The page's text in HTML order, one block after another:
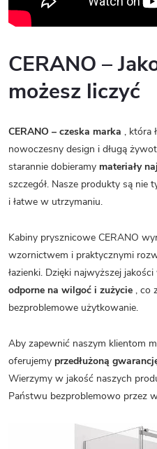
CERANO –
możesz liczyć
CERANO – czeska marka , która
nowoczesny design i długą
starannie dobieramy materiały
szczegół. Nasze produkty są nie
i łatwe w utrzymaniu.
Kabiny prysznicowe CERANO
wzornictwem i praktycznymi
łazienki. Dzięki najwyższej
odporne na wilgoć i zużycie , co
bezproblemowe użytkowanie.
Aby zapewnić naszym klientom
oferujemy przedłużoną
Wierzymy w jakość naszych
Państwu bezproblemowo przez